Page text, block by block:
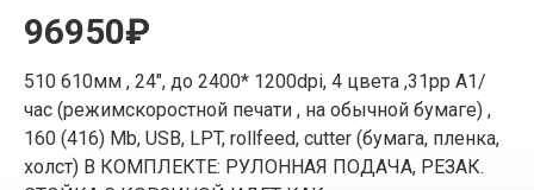
96950₽
510 610мм , 24", до 2400* 1200dpi, 4 цвета ,31pp A1/
час (режимскоростной печати , на обычной бумаге) ,
160 (416) Mb, USB, LPT, rollfeed, cutter (бумага, пленка,
холст) В КОМПЛЕКТЕ: РУЛОННАЯ ПОДАЧА, РЕЗАК.